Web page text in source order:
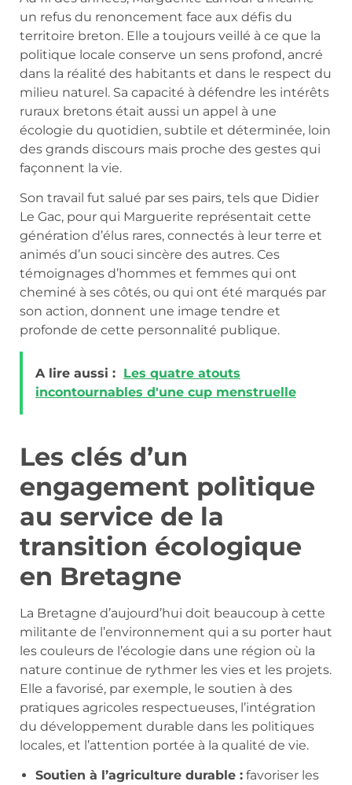
un refus du renoncement face aux défis du
territoire breton. Elle a toujours veillé à ce que la
politique locale conserve un sens profond, ancré
dans la réalité des habitants et dans le respect du
milieu naturel. Sa capacité à défendre les intérêts
ruraux bretons était aussi un appel à une
écologie du quotidien, subtile et déterminée, loin
des grands discours mais proche des gestes qui
façonnent la vie.
Son travail fut salué par ses pairs, tels que Didier
Le Gac, pour qui Marguerite représentait cette
génération d’élus rares, connectés à leur terre et
animés d’un souci sincère des autres. Ces
témoignages d’hommes et femmes qui ont
cheminé à ses côtés, ou qui ont été marqués par
son action, donnent une image tendre et
profonde de cette personnalité publique.
A lire aussi : Les quatre atouts
incontournables d'une cup menstruelle
Les clés d’un
engagement politique
au service de la
transition écologique
en Bretagne
La Bretagne d’aujourd’hui doit beaucoup à cette
militante de l’environnement qui a su porter haut
les couleurs de l’écologie dans une région où la
nature continue de rythmer les vies et les projets.
Elle a favorisé, par exemple, le soutien à des
pratiques agricoles respectueuses, l’intégration
du développement durable dans les politiques
locales, et l’attention portée à la qualité de vie.
Soutien à l’agriculture durable : favoriser les